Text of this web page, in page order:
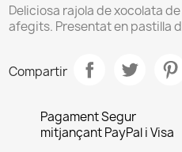
Deliciosa rajola de xocolata
afegits. Presentat en pastilla
Compartir
Pagament Segur
mitjançant PayPal i Visa